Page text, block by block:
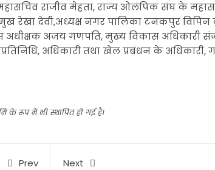
राजीव मेहता, राज्य ओलंपिक संघ के
रेखा देवी,अध्यक्ष नगर पालिका टनकपुर विपिन
अधीक्षक अजय गणपति, मुख्य विकास अधिकारी
अधिकारी तथा खेल प्रबंधन के
रूप में भी स्थापित हो गई है।
Prev
Next